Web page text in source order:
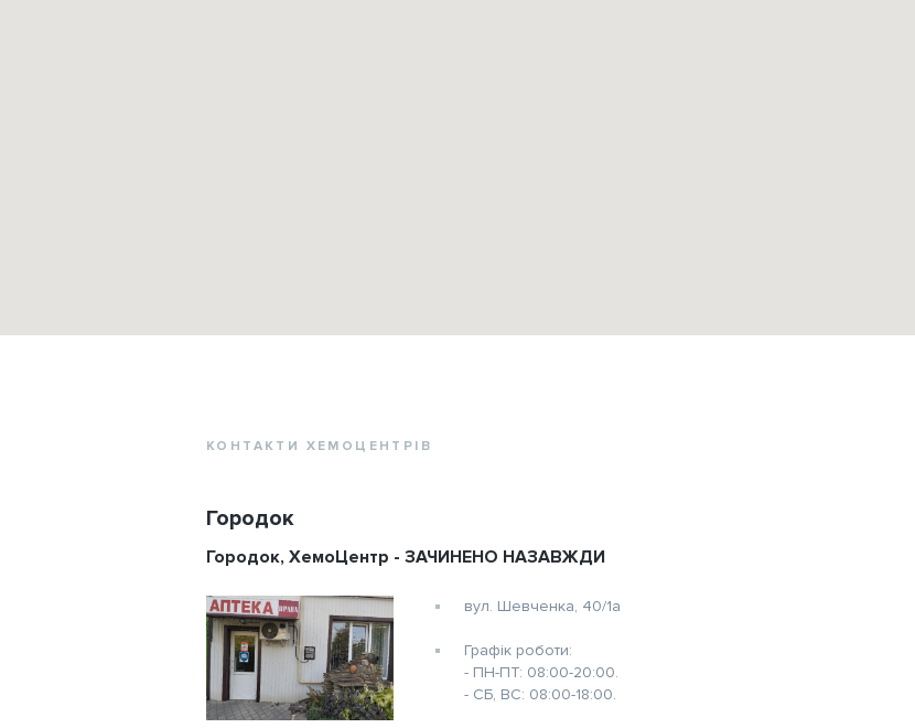
КОНТАКТИ ХЕМОЦЕНТРІВ
Городок
Городок, ХемоЦентр - ЗАЧИНЕНО НАЗАВЖДИ
вул. Шевченка, 40/1а
Графік роботи:
- ПН-ПТ: 08:00-20:00.
- СБ, ВС: 08:00-18:00.